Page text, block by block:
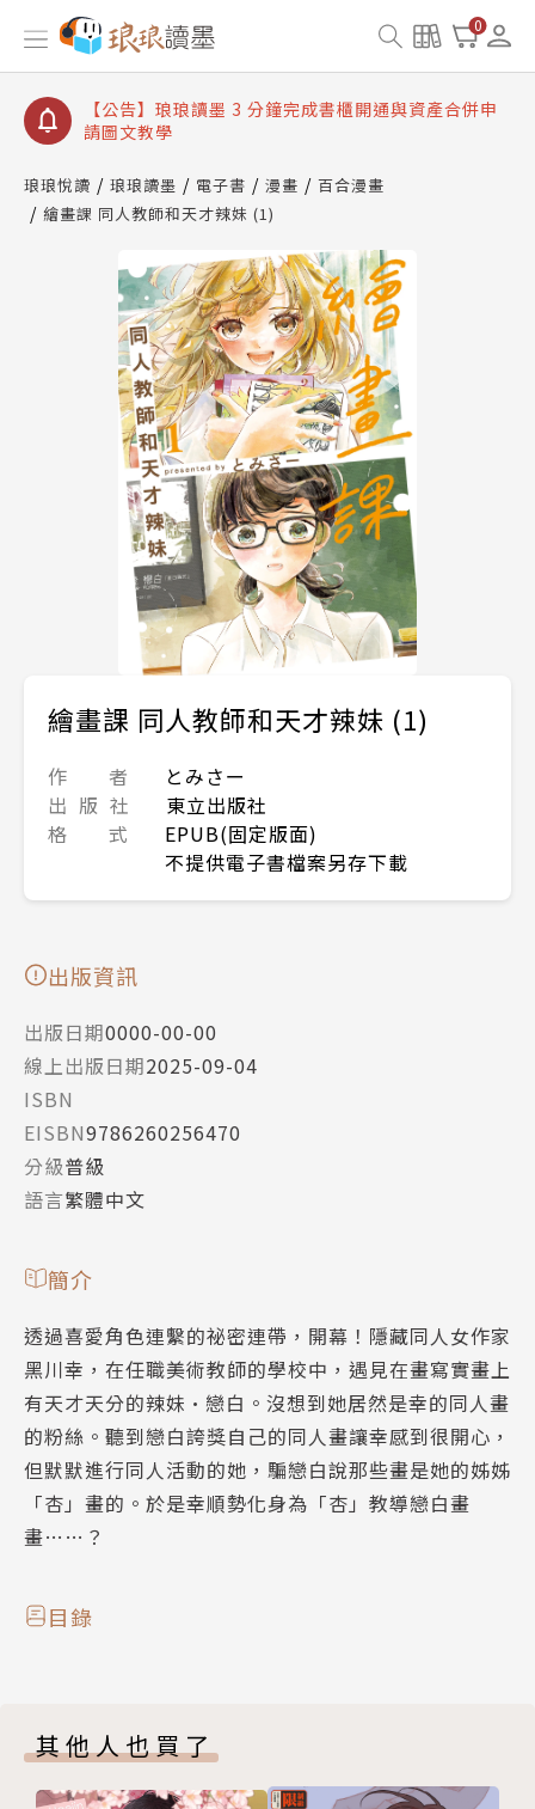
0
【公告】琅琅讀墨數位閱讀資產合併與書櫃開通申請
【公告】琅琅讀墨書櫃開通常見問題
【公告】琅琅讀墨 3 分鐘完成書櫃開通與資產合併申
請圖文教學
查詢
【公告】琅琅讀墨數位閱讀資產合併與書櫃開通申請
琅琅悅讀 琅琅讀墨 電子書 漫畫
百合漫畫
繪畫課 同人教師和天才辣妹 (1)
繪畫課 同人教師和天才辣妹 (1)
作 者
とみさー
出 版 社
東立出版社
格 式
EPUB(固定版面)
不提供電子書檔案另存下載
出版資訊
出版日期0000-00-00
線上出版日期2025-09-04
ISBN
EISBN9786260256470
分級普級
語言繁體中文
簡介
透過喜愛角色連繫的祕密連帶，開幕！隱藏同人女作家
黑川幸，在任職美術教師的學校中，遇見在畫寫實畫上
有天才天分的辣妹•戀白。沒想到她居然是幸的同人畫
的粉絲。聽到戀白誇獎自己的同人畫讓幸感到很開心，
但默默進行同人活動的她，騙戀白說那些畫是她的姊姊
「杏」畫的。於是幸順勢化身為「杏」教導戀白畫
畫……？
目錄
其他人也買了